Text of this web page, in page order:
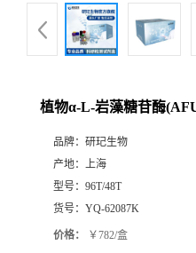
植物α-L-岩藻糖苷酶
品牌： 研玘生物
产地： 上海
型号： 96T/48T
货号： YQ-62087K
价格： ￥782/盒